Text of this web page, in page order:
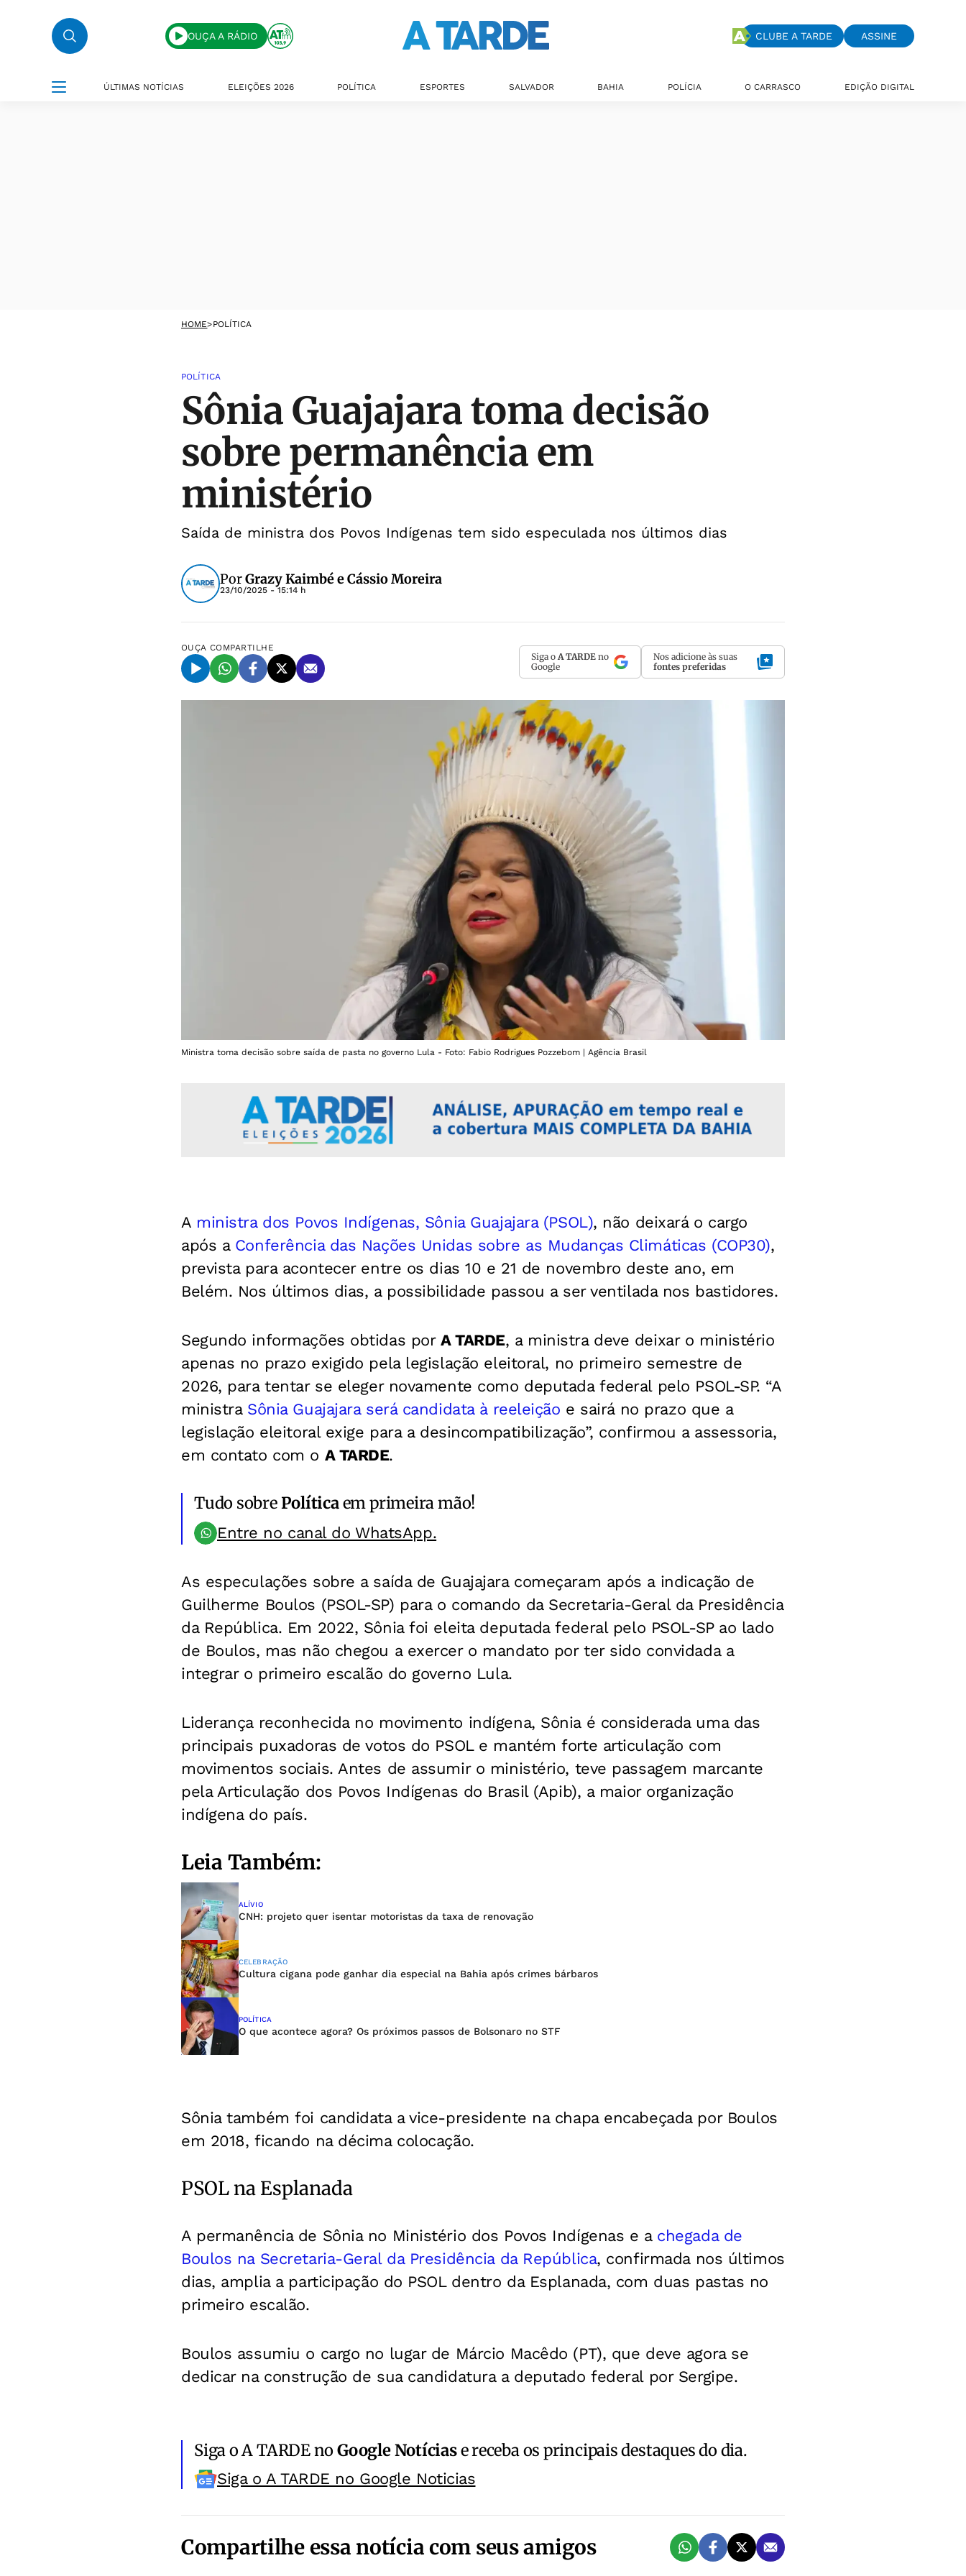
OUÇA A RÁDIO CLUBE A TARDE ASSINE
ÚLTIMAS NOTÍCIAS ELEIÇÕES 2026 POLÍTICA ESPORTES SALVADOR BAHIA POLÍCIA O CARRASCO EDIÇÃO DIGITAL
HOME>POLÍTICA
POLÍTICA
Sônia Guajajara toma decisão
sobre permanência em
ministério
Saída de ministra dos Povos Indígenas tem sido especulada nos últimos dias
PorGrazy Kaimbé e Cássio Moreira
23/10/2025 - 15:14 h
OUÇA COMPARTILHE
Siga o A TARDE no
Google
Nos adicione às suas
fontes preferidas
Ministra toma decisão sobre saída de pasta no governo Lula - Foto: Fabio Rodrigues Pozzebom | Agência Brasil
A ministra dos Povos Indígenas, Sônia Guajajara (PSOL), não deixará o cargo
após a Conferência das Nações Unidas sobre as Mudanças Climáticas (COP30),
prevista para acontecer entre os dias 10 e 21 de novembro deste ano, em
Belém. Nos últimos dias, a possibilidade passou a ser ventilada nos bastidores.
Segundo informações obtidas por A TARDE, a ministra deve deixar o ministério
apenas no prazo exigido pela legislação eleitoral, no primeiro semestre de
2026, para tentar se eleger novamente como deputada federal pelo PSOL-SP. “A
ministra Sônia Guajajara será candidata à reeleição e sairá no prazo que a
legislação eleitoral exige para a desincompatibilização”, confirmou a assessoria,
em contato com o A TARDE.
Tudo sobrePolíticaem primeira mão!
Entre no canal do WhatsApp.
As especulações sobre a saída de Guajajara começaram após a indicação de
Guilherme Boulos (PSOL-SP) para o comando da Secretaria-Geral da Presidência
da República. Em 2022, Sônia foi eleita deputada federal pelo PSOL-SP ao lado
de Boulos, mas não chegou a exercer o mandato por ter sido convidada a
integrar o primeiro escalão do governo Lula.
Liderança reconhecida no movimento indígena, Sônia é considerada uma das
principais puxadoras de votos do PSOL e mantém forte articulação com
movimentos sociais. Antes de assumir o ministério, teve passagem marcante
pela Articulação dos Povos Indígenas do Brasil (Apib), a maior organização
indígena do país.
Leia Também:
ALÍVIO
CNH: projeto quer isentar motoristas da taxa de renovação
CELEBRAÇÃO
Cultura cigana pode ganhar dia especial na Bahia após crimes bárbaros
POLÍTICA
O que acontece agora? Os próximos passos de Bolsonaro no STF
Sônia também foi candidata a vice-presidente na chapa encabeçada por Boulos
em 2018, ficando na décima colocação.
PSOL na Esplanada
A permanência de Sônia no Ministério dos Povos Indígenas e a chegada de
Boulos na Secretaria-Geral da Presidência da República, confirmada nos últimos
dias, amplia a participação do PSOL dentro da Esplanada, com duas pastas no
primeiro escalão.
Boulos assumiu o cargo no lugar de Márcio Macêdo (PT), que deve agora se
dedicar na construção de sua candidatura a deputado federal por Sergipe.
Siga o A TARDE noGoogle Notíciase receba os principais destaques do dia.
Siga o A TARDE no Google Noticias
Compartilhe essa notícia com seus amigos